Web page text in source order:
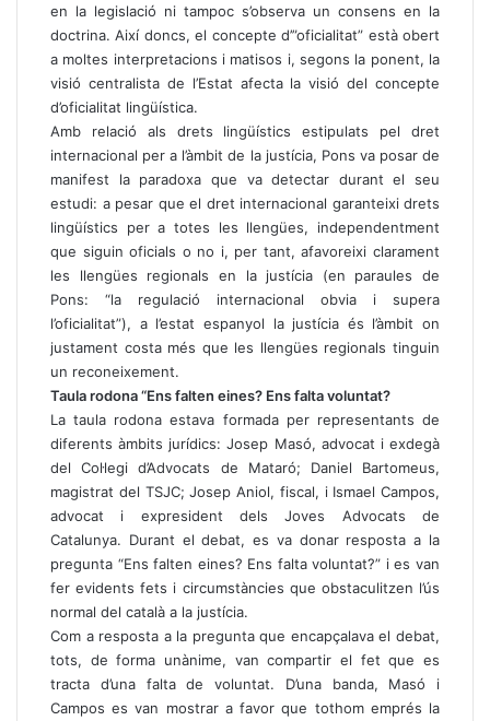
en la legislació ni tampoc s’observa un consens en la
doctrina. Així doncs, el concepte d’”oficialitat” està obert
a moltes interpretacions i matisos i, segons la ponent, la
visió centralista de l’Estat afecta la visió del concepte
d’oficialitat lingüística.
Amb relació als drets lingüístics estipulats pel dret
internacional per a l’àmbit de la justícia, Pons va posar de
manifest la paradoxa que va detectar durant el seu
estudi: a pesar que el dret internacional garanteixi drets
lingüístics per a totes les llengües, independentment
que siguin oficials o no i, per tant, afavoreixi clarament
les llengües regionals en la justícia (en paraules de
Pons: “la regulació internacional obvia i supera
l’oficialitat”), a l’estat espanyol la justícia és l’àmbit on
justament costa més que les llengües regionals tinguin
un reconeixement.
Taula rodona “Ens falten eines? Ens falta voluntat?
La taula rodona estava formada per representants de
diferents àmbits jurídics: Josep Masó, advocat i exdegà
del Col·legi d’Advocats de Mataró; Daniel Bartomeus,
magistrat del TSJC; Josep Aniol, fiscal, i Ismael Campos,
advocat i expresident dels Joves Advocats de
Catalunya. Durant el debat, es va donar resposta a la
pregunta “Ens falten eines? Ens falta voluntat?” i es van
fer evidents fets i circumstàncies que obstaculitzen l’ús
normal del català a la justícia.
Com a resposta a la pregunta que encapçalava el debat,
tots, de forma unànime, van compartir el fet que es
tracta d’una falta de voluntat. D’una banda, Masó i
Campos es van mostrar a favor que tothom emprés la